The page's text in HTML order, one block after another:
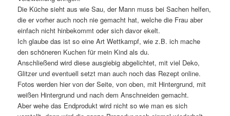
Die Küche sieht aus wie Sau, der Mann muss bei Sachen helfen,
die er vorher auch noch nie gemacht hat, welche die Frau aber
einfach nicht hinbekommt oder sich davor ekelt.
Ich glaube das ist so eine Art Wettkampf, wie z.B. ich mache
den schöneren Kuchen für mein Kind als du.
Anschließend wird diese ausgiebig abgelichtet, mit viel Deko,
Glitzer und eventuell setzt man auch noch das Rezept online.
Fotos werden hier von der Seite, von oben, mit Hintergrund, mit
weißen Hintergrund und nach dem Anschneiden gemacht.
Aber wehe das Endprodukt wird nicht so wie man es sich